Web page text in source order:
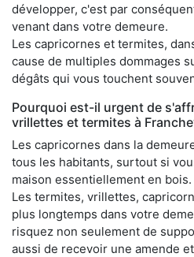
développer, c'est par
venant dans votre demeure.
Les capricornes et termites,
cause de multiples dommages
dégâts qui vous touchent
Pourquoi est-il urgent de
vrillettes et termites à
Les capricornes dans la
tous les habitants, surtout si
maison essentiellement en bois.
Les termites, vrillettes,
plus longtemps dans votre
risquez non seulement de
aussi de recevoir une amende